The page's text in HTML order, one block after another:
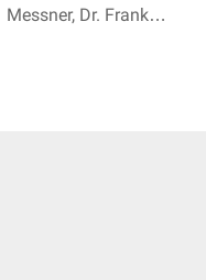
Messner, Dr. Frank